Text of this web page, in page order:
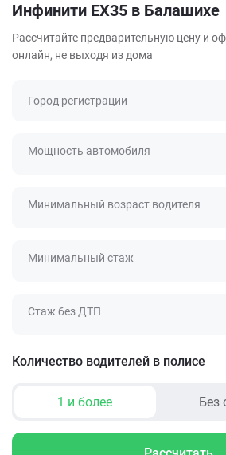
Инфинити EX35 в Балашихе
Рассчитайте предварительную цену и
онлайн, не выходя из дома
Город регистрации
Мощность автомобиля
Минимальный возраст водителя
Минимальный стаж
Стаж без ДТП
Количество водителей в полисе
1 и более Без